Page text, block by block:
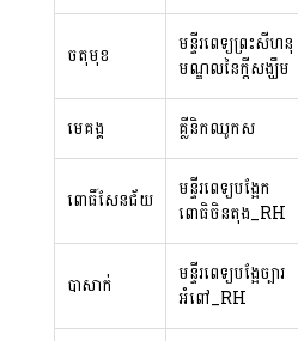
ចតុមុខ
មន្ទីរពេទ្យព្រះសីហនុ
មណ្ឌលនៃក្ដីសង្ឃឹម
មេគង្គ
គ្លីនិកឈូកស
ពោធិ៍សែនជ័យ
មន្ទីរពេទ្យបង្អែក
ពោធិចិនតុង_RH
បាសាក់
មន្ទីរពេទ្យបង្អែច្បារ
អំពៅ_RH